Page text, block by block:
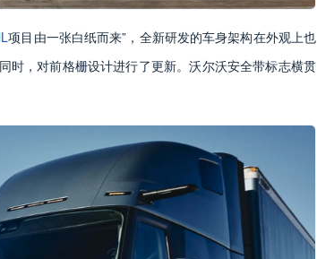
项目由一张白纸而来”，全新研发的车身架构在外观上也
时，对前格栅设计进行了更新。沃尔沃安全带标志横贯